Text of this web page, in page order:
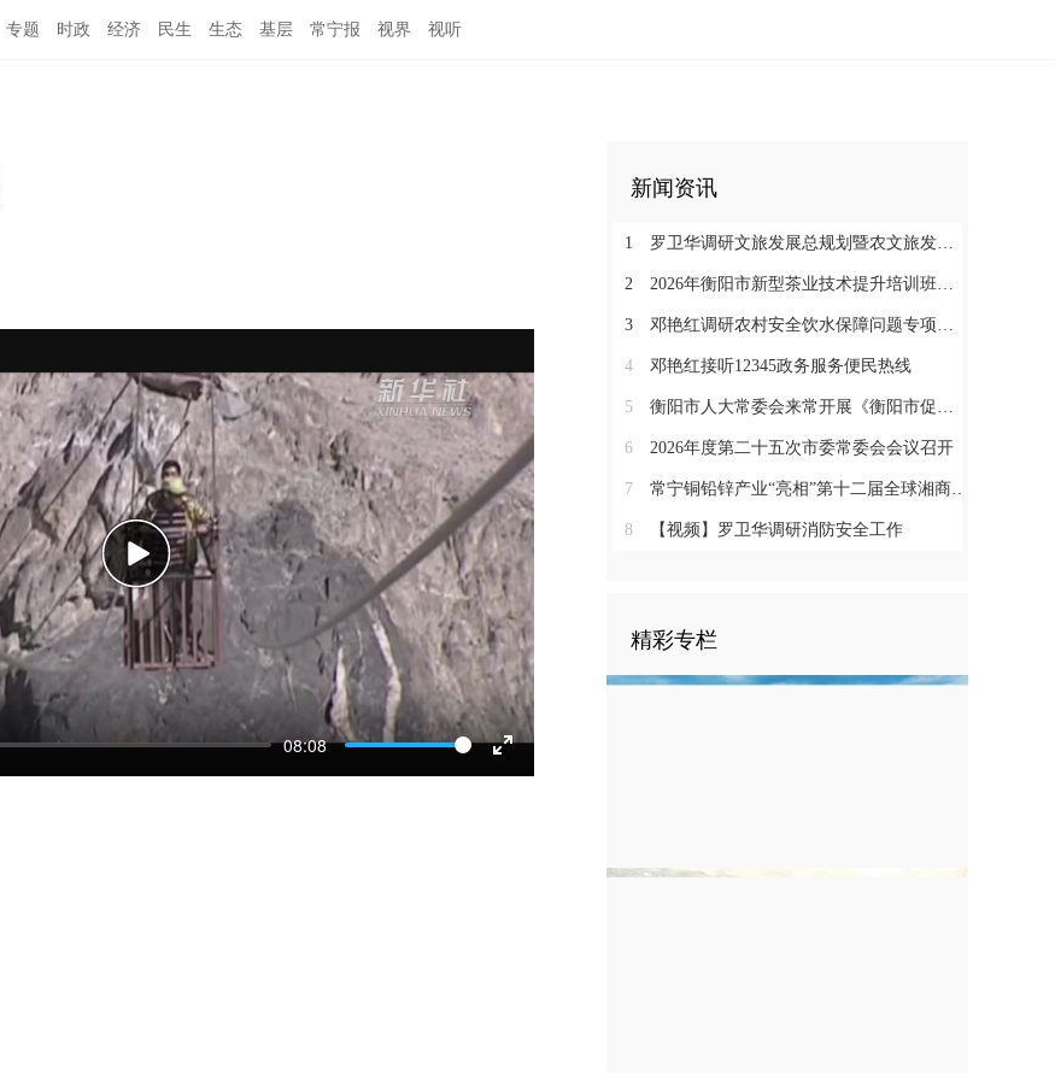
专题 时政 经济 民生 生态 基层 常宁报 视界 视听
08:08
Enter
Play
新闻资讯
1 罗卫华调研文旅发展总规划暨农文旅发展工作
2 2026年衡阳市新型茶业技术提升培训班在塔山瑶族乡开班
3 邓艳红调研农村安全饮水保障问题专项整治和抗旱保水工作
4 邓艳红接听12345政务服务便民热线
5 衡阳市人大常委会来常开展《衡阳市促进中医药康养与文旅融合发展若干规定（草案）》立法调研
6 2026年度第二十五次市委常委会会议召开
7 常宁铜铅锌产业“亮相”第十二届全球湘商大会京津冀推介会
8 【视频】罗卫华调研消防安全工作
精彩专栏